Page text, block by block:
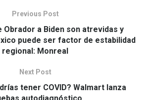
Previous Post
Obrador a Biden son atrevidas y
puede ser factor de estabilidad
regional: Monreal
Next Post
tener COVID? Walmart lanza
autodiagnóstico